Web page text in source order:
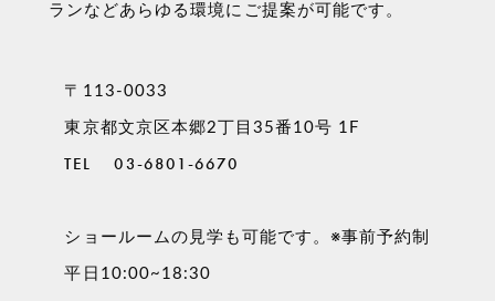
ランなどあらゆる環境にご提案が可能です。
〒113-0033
東京都文京区本郷2丁目35番10号 1F
TEL 03-6801-6670
ショールームの見学も可能です。※事前予約制
平日10:00~18:30